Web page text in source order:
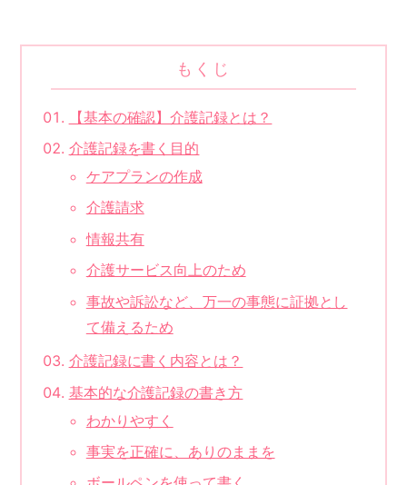
もくじ
【基本の確認】介護記録とは？
介護記録を書く目的
ケアプランの作成
介護請求
情報共有
介護サービス向上のため
事故や訴訟など、万一の事態に証拠とし
て備えるため
介護記録に書く内容とは？
基本的な介護記録の書き方
わかりやすく
事実を正確に、ありのままを